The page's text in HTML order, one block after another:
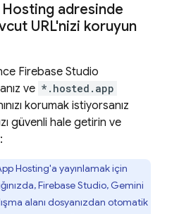
adresinde
URL'nizi koruyun
Firebase Studio
ve *.hosted.app
korumak istiyorsanız
güvenli hale getirin ve
Hosting'a yayınlamak için
Firebase Studio, Gemini
alanı dosyanızdan otomatik